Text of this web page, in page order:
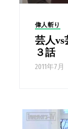
偉人斬り
芸人
３話
2011年7月